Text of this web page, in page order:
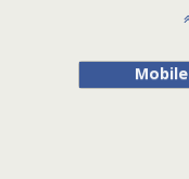
Mobile